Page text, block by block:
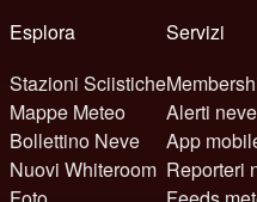
Esplora
Stazioni Sciistiche
Mappe Meteo
Bollettino Neve
Nuovi Whiteroom
Servizi
Alerti
App
Reporteri